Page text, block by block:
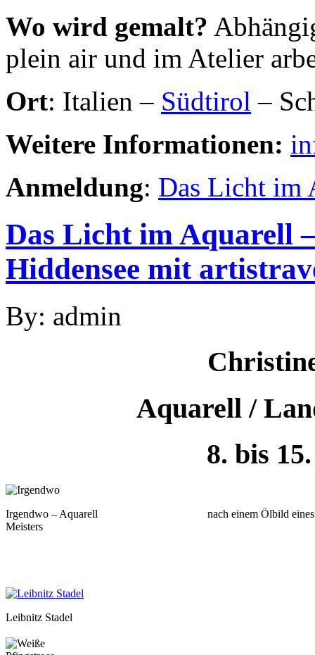
Wo wird gemalt?
plein air und im Atelier
Ort: Italien – Südtirol –
Weitere Informationen:
Anmeldung: Das Licht im
Das Licht im Aquarell
Hiddensee mit
By: admin
Aquarell /
8. bis
Irgendwo – Aquarell nach einem Ölbild eines
Meisters
Leibnitz Stadel